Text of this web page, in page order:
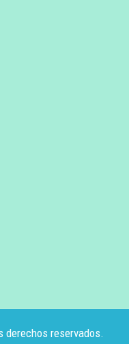
derechos reservados.